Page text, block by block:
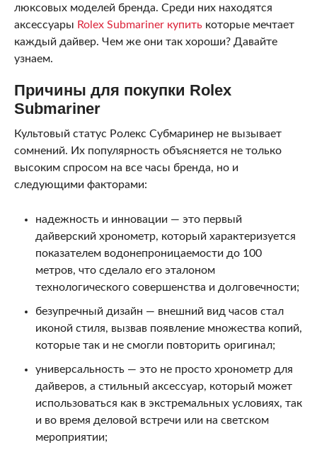
люксовых моделей бренда. Среди них находятся
аксессуары Rolex Submariner купитькоторые мечтает
каждый дайвер. Чем же они так хороши? Давайте
узнаем.
Причины для покупки Rolex
Submariner
Культовый статус Ролекс Субмаринер не вызывает
сомнений. Их популярность объясняется не только
высоким спросом на все часы бренда, но и
следующими факторами:
надежность и инновации — это первый
дайверский хронометр, который характеризуется
показателем водонепроницаемости до 100
метров, что сделало его эталоном
технологического совершенства и долговечности;
безупречный дизайн — внешний вид часов стал
иконой стиля, вызвав появление множества копий,
которые так и не смогли повторить оригинал;
универсальность — это не просто хронометр для
дайверов, а стильный аксессуар, который может
использоваться как в экстремальных условиях, так
и во время деловой встречи или на светском
мероприятии;